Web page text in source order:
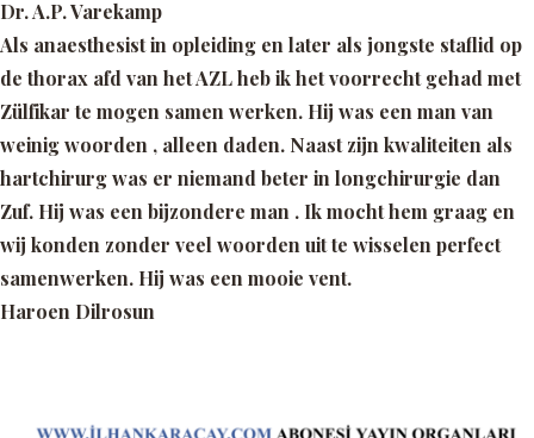
Dr. A.P. Varekamp
Als anaesthesist in opleiding en later als jongste staflid op
de thorax afd van het AZL heb ik het voorrecht gehad met
Zülfikar te mogen samen werken. Hij was een man van
weinig woorden , alleen daden. Naast zijn kwaliteiten als
hartchirurg was er niemand beter in longchirurgie dan
Zuf. Hij was een bijzondere man . Ik mocht hem graag en
wij konden zonder veel woorden uit te wisselen perfect
samenwerken. Hij was een mooie vent.
Haroen Dilrosun